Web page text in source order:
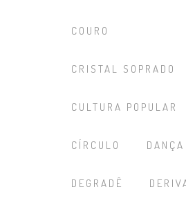
COURO
CRISTAL SOPRADO
CULTURA POPULAR
CÍRCULO DANÇA
DEGRADÊ